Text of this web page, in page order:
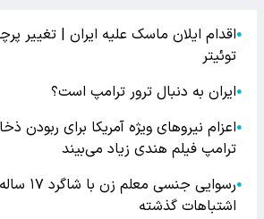
●اقدام ایلان ماسک علیه ایران | تغییر
توئیتر
●ایران به دنبال ترور ترامپ است؟
●اعزام نیروهای ویژه آمریکا برای ربودن
ترامپ فیلم هندی زیاد می‌بیند
●
رسوایی
اشتباهات گذشته